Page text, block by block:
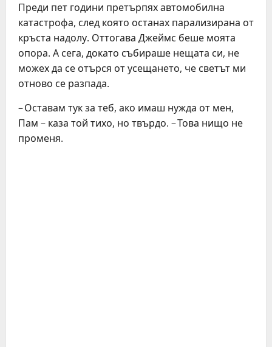
Преди пет години претърпях автомобилна
катастрофа, след която останах парализирана от
кръста надолу. Оттогава Джеймс беше моята
опора. А сега, докато събираше нещата си, не
можех да се отърся от усещането, че светът ми
отново се разпада.
– Оставам тук за теб, ако имаш нужда от мен,
Пам – каза той тихо, но твърдо. – Това нищо не
променя.